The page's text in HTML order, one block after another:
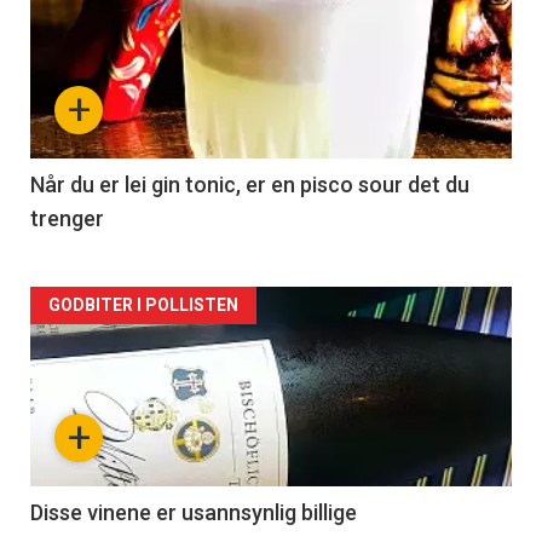
akkurat
nå
-
2
+
Når du er lei gin tonic, er en pisco sour det du
trenger
Forsiden
akkurat
nå
3
+
GODBITER I POLLISTEN
Disse vinene er usannsynlig billige